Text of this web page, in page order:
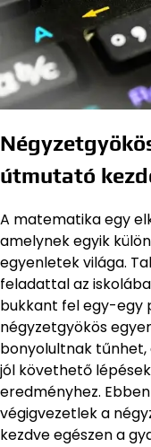
útmutató
A matematika egy
amelynek egyik
egyenletek világa.
feladattal az
bukkant fel egy-egy
négyzetgyökös
bonyolultnak
jól követhető
eredményhez.
végigvezetlek a
kezdve egészen a